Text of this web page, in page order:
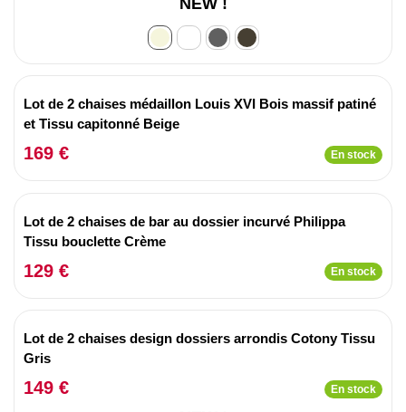
Lot de 2 chaises médaillon Louis XVI Bois massif patiné
et Tissu capitonné Beige
169 € En stock
Lot de 2 chaises de bar au dossier incurvé Philippa
Tissu bouclette Crème
129 € En stock
Lot de 2 chaises design dossiers arrondis Cotony Tissu
Gris
149 € En stock